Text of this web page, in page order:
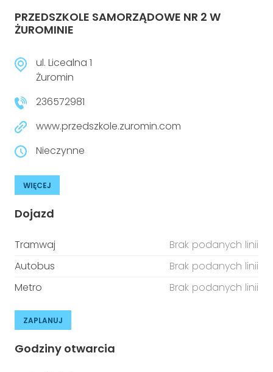
PRZEDSZKOLE SAMORZĄDOWE NR 2 W
ŻUROMINIE
ul. Licealna 1
Żuromin
236572981
www.przedszkole.zuromin.com
Nieczynne
WIĘCEJ
Dojazd
Tramwaj
Brak podanych linii
Autobus
Brak podanych linii
Metro
Brak podanych linii
ZAPLANUJ
Godziny otwarcia